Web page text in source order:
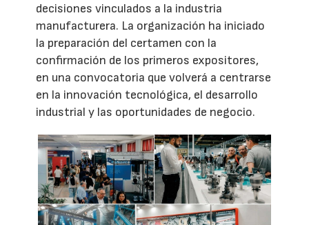
decisiones vinculados a la industria
manufacturera. La organización ha iniciado
la preparación del certamen con la
confirmación de los primeros expositores,
en una convocatoria que volverá a centrarse
en la innovación tecnológica, el desarrollo
industrial y las oportunidades de negocio.